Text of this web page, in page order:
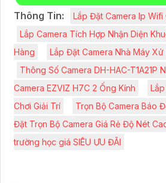
Thông Tin:
Lắp Đặt Camera Ip Wifi
Lắp Camera Tích Hợp Nhận Diện
Hàng
Lắp Đặt Camera Nhà Máy Xử
Thông Số Camera DH-HAC-T1A21P
Camera EZVIZ H7C 2 Ống Kính
Chơi Giải Trí
Trọn Bộ Camera Báo
Đặt Trọn Bộ Camera Giá Rẻ Độ Nét
trường học giá SIÊU ƯU ĐÃI